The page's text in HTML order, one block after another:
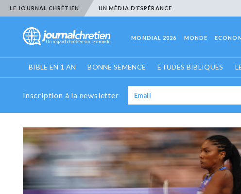
LE JOURNAL CHRÉTIEN UN MÉDIA D’ESPÉRANCE
MONDIAL 2026 MONDE
BIBLE EN 1 AN BONNE SEMENCE ÉTUDES BIBLIQUES
Inscription à la newsletter